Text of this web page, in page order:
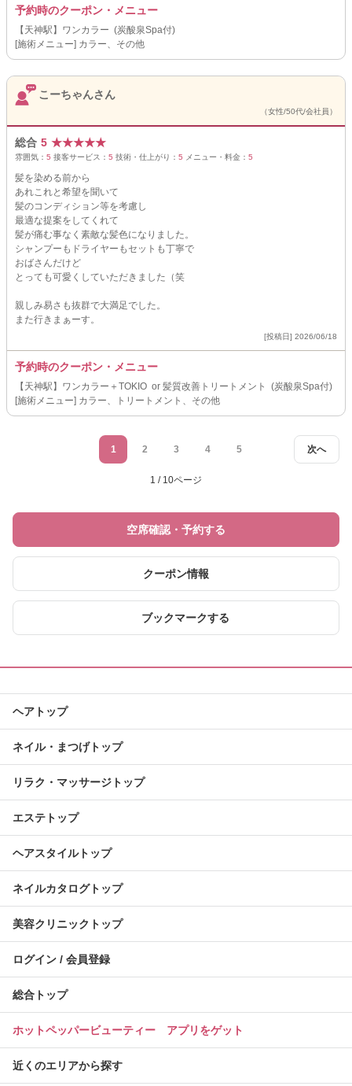
予約時のクーポン・メニュー
【天神駅】ワンカラー (炭酸泉Spa付)
[施術メニュー] カラー、その他
こーちゃんさん
（女性/50代/会社員）
総合 5 ★★★★★
雰囲気： 5 接客サービス： 5 技術・仕上がり： 5 メニュー・料金： 5
髪を染める前から
あれこれと希望を聞いて
髪のコンディション等を考慮し
最適な提案をしてくれて
髪が痛む事なく素敵な髪色になりました。
シャンプーもドライヤーもセットも丁寧で
おばさんだけど
とっても可愛くしていただきました（笑
親しみ易さも抜群で大満足でした。
また行きまぁーす。
[投稿日] 2026/06/18
予約時のクーポン・メニュー
【天神駅】ワンカラー＋TOKIO or 髪質改善トリートメント (炭酸泉Spa付)
[施術メニュー] カラー、トリートメント、その他
次へ
1 2 3 4 5
1 / 10ページ
空席確認・予約する
クーポン情報
ブックマークする
ヘアトップ
ネイル・まつげトップ
リラク・マッサージトップ
エステトップ
ヘアスタイルトップ
ネイルカタログトップ
美容クリニックトップ
ログイン / 会員登録
総合トップ
ホットペッパービューティー アプリをゲット
近くのエリアから探す